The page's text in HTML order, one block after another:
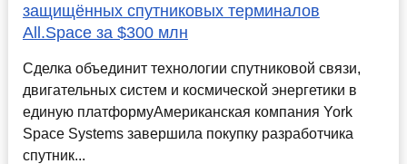
защищённых спутниковых терминалов
All.Space за $300 млн
Сделка объединит технологии спутниковой связи,
двигательных систем и космической энергетики в
единую платформуАмериканская компания York
Space Systems завершила покупку разработчика
спутник...